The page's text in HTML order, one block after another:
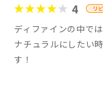
4
ディファインの中で
ナチュラルにしたい
す！